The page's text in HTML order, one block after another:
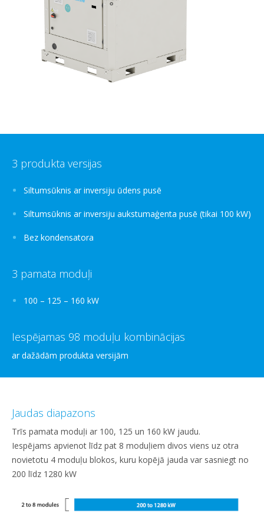
3 produkta versijas
Siltumsūknis ar inversiju ūdens pusē
Siltumsūknis ar inversiju aukstumaģenta pusē (tikai 100 kW)
Bez kondensatora
3 pamata moduļi
100 – 125 – 160 kW
Iespējamas 98 moduļu kombinācijas
ar dažādām produkta versijām
Jaudas diapazons
Trīs pamata moduļi ar 100, 125 un 160 kW jaudu.
Iespējams apvienot līdz pat 8 moduļiem divos viens uz otra
novietotu 4 moduļu blokos, kuru kopējā jauda var sasniegt no
200 līdz 1280 kW